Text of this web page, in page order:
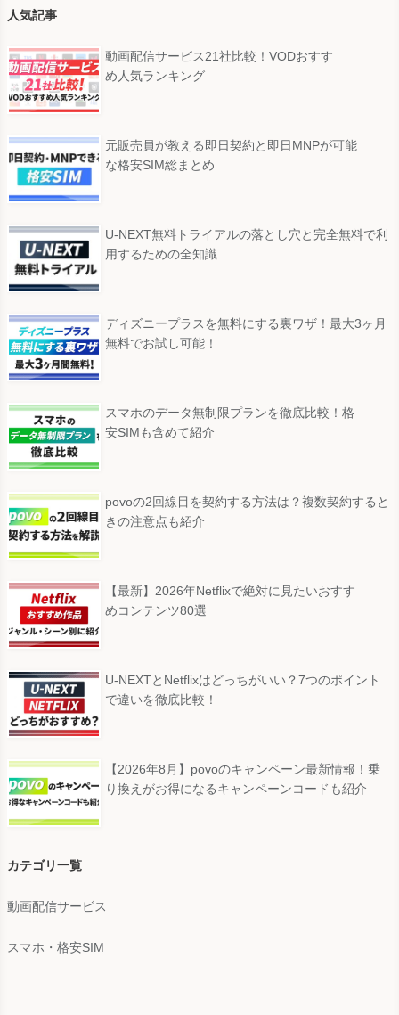
人気記事
動画配信サービス21社比較！VODおすす
め人気ランキング
元販売員が教える即日契約と即日MNPが可能
な格安SIM総まとめ
U-NEXT無料トライアルの落とし穴と完全無料で利
用するための全知識
ディズニープラスを無料にする裏ワザ！最大3ヶ月
無料でお試し可能！
スマホのデータ無制限プランを徹底比較！格
安SIMも含めて紹介
povoの2回線目を契約する方法は？複数契約すると
きの注意点も紹介
【最新】2026年Netflixで絶対に見たいおすす
めコンテンツ80選
U-NEXTとNetflixはどっちがいい？7つのポイント
で違いを徹底比較！
【2026年8月】povoのキャンペーン最新情報！乗
り換えがお得になるキャンペーンコードも紹介
カテゴリ一覧
動画配信サービス
スマホ・格安SIM